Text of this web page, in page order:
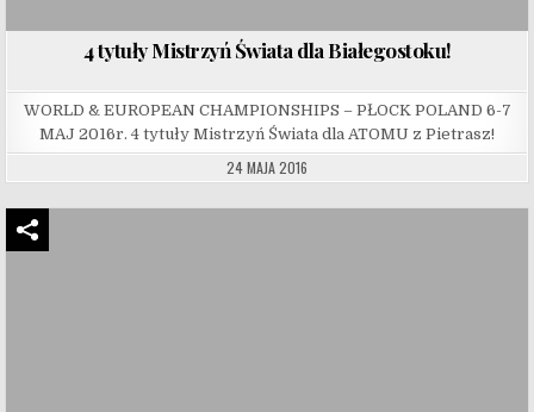
4 tytuły Mistrzyń Świata dla Białegostoku!
WORLD & EUROPEAN CHAMPIONSHIPS – PŁOCK POLAND 6-7
MAJ 2016r. 4 tytuły Mistrzyń Świata dla ATOMU z Pietrasz!
24 MAJA 2016